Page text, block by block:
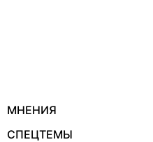
МНЕНИЯ
СПЕЦТЕМЫ